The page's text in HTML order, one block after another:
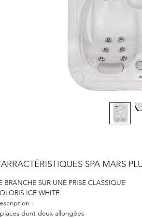
SPA MARS
BRANCHE SUR UNE PRISE CLASSIQUE
ICE WHITE
:
dont deux allongées